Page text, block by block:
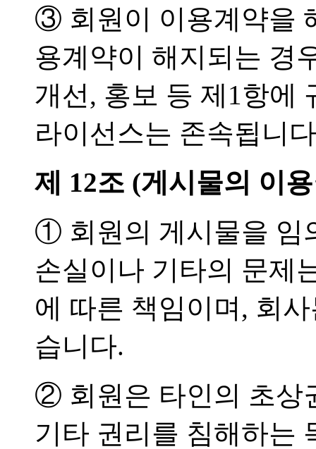
③ 회원이 이용계약을
용계약이 해지되는 경
개선, 홍보 등 제1항에
라이선스는 존속됩니
제 12조 (게시물의 이
① 회원의 게시물을 임
손실이나 기타의 문제
에 따른 책임이며, 회
습니다.
② 회원은 타인의 초상
기타 권리를 침해하는